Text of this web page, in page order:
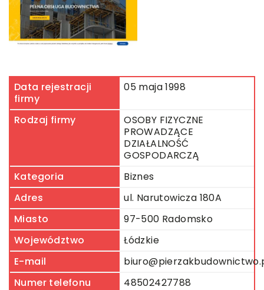
Data rejestracji
firmy
05 maja 1998
Rodzaj firmy
OSOBY FIZYCZNE
PROWADZĄCE
DZIAŁALNOŚĆ
GOSPODARCZĄ
Kategoria
Biznes
Adres
ul. Narutowicza 180A
Miasto
97-500 Radomsko
Województwo
Łódzkie
E-mail
Numer telefonu
48502427788